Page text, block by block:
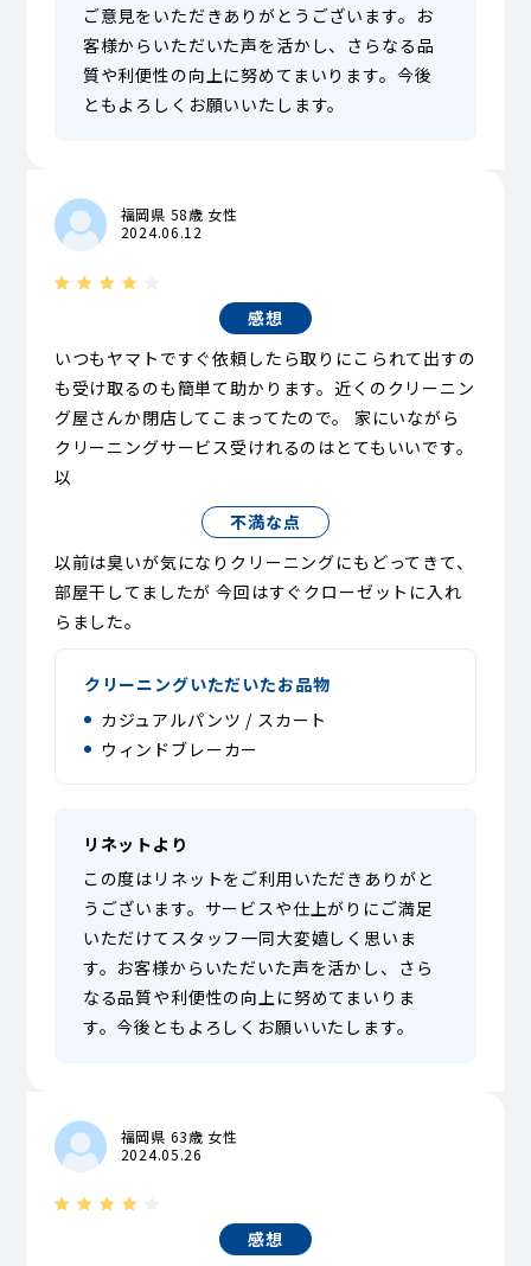
ご意見をいただきありがとうございます。お
客様からいただいた声を活かし、さらなる品
質や利便性の向上に努めてまいります。今後
ともよろしくお願いいたします。
福岡県 58歳 女性
2024.06.12
感想
いつもヤマトですぐ依頼したら取りにこられて出すの
も受け取るのも簡単て助かります。近くのクリーニン
グ屋さんか閉店してこまってたので。 家にいながら
クリーニングサービス受けれるのはとてもいいです。
以
不満な点
以前は臭いが気になりクリーニングにもどってきて、
部屋干してましたが 今回はすぐクローゼットに入れ
らました。
クリーニングいただいたお品物
カジュアルパンツ / スカート
ウィンドブレーカー
リネットより
この度はリネットをご利用いただきありがと
うございます。サービスや仕上がりにご満足
いただけてスタッフ一同大変嬉しく思いま
す。お客様からいただいた声を活かし、さら
なる品質や利便性の向上に努めてまいりま
す。今後ともよろしくお願いいたします。
福岡県 63歳 女性
2024.05.26
感想